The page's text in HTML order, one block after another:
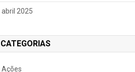
abril 2025
CATEGORIAS
Ações